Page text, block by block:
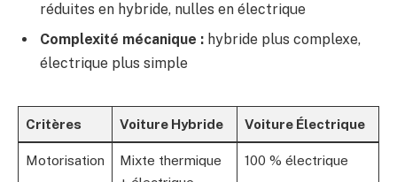
réduites en hybride, nulles en électrique
Complexité mécanique : hybride plus complexe,
électrique plus simple
Critères Voiture Hybride Voiture Électrique
Motorisation
Mixte thermique
100 % électrique